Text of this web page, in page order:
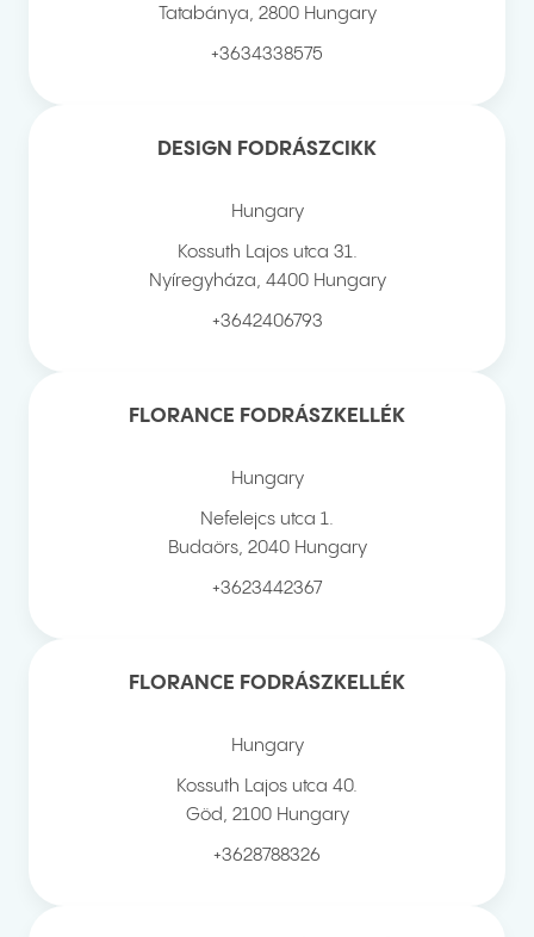
Tatabánya 2800 Hungary
+3634338575
DESIGN FODRÁSZCIKK
Hungary
Kossuth Lajos utca 31.
Nyíregyháza 4400 Hungary
+3642406793
FLORANCE FODRÁSZKELLÉK
Hungary
Nefelejcs utca 1.
Budaörs, 2040 Hungary
+3623442367
FLORANCE FODRÁSZKELLÉK
Hungary
Kossuth Lajos utca 40.
Göd
2100 Hungary
+3628788326